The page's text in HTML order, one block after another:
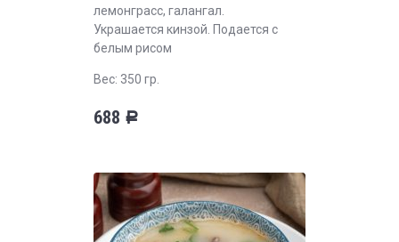
лемонграсс, галангал.
Украшается кинзой. Подается с
белым рисом
Вес: 350 гр.
688 Р